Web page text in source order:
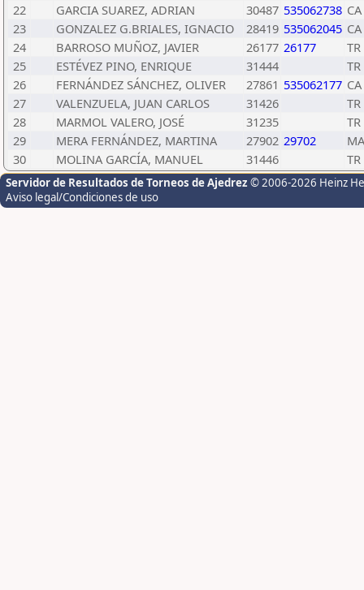
22
GARCIA SUAREZ, ADRIAN 30487 535062738 CA
23
GONZALEZ G.BRIALES, IGNACIO 28419 535062045 CA
24
BARROSO MUÑOZ, JAVIER 26177 26177
TR
25
ESTÉVEZ PINO, ENRIQUE 31444
TR
26
FERNÁNDEZ SÁNCHEZ, OLIVER 27861 535062177 CA
27
VALENZUELA, JUAN CARLOS 31426
TR
28
MARMOL VALERO, JOSÉ 31235
TR
29
MERA FERNÁNDEZ, MARTINA 27902 29702
MA
30
MOLINA GARCÍA, MANUEL 31446 TR
Servidor de Resultados de Torneos de Ajedrez © 2006-2026 Heinz
Aviso legal/Condiciones de uso